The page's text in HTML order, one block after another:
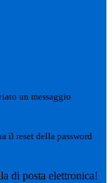
un messaggio
il reset della password
di posta elettronica!